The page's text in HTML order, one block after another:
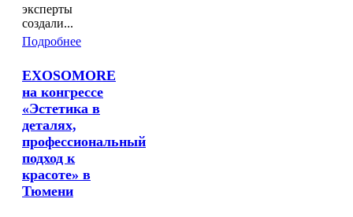
эксперты
создали...
Подробнее
EXOSOMORE
на конгрессе
«Эстетика в
деталях,
профессиональный
подход к
красоте» в
Тюмени